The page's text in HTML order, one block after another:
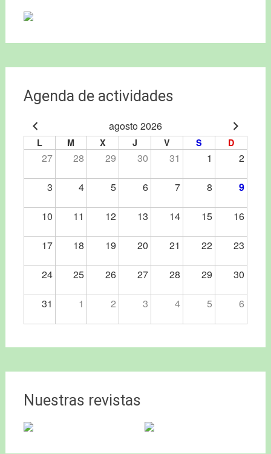
Agenda de actividades
agosto 2026
L M X J V S D
27 28 29 30 31 1 2
3 4 5 6 7 8 9
10 11 12 13 14 15 16
17 18 19 20 21 22 23
24 25 26 27 28 29 30
31 1 2 3 4 5 6
Nuestras revistas